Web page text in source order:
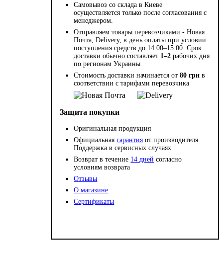
Самовывоз со склада в Киеве
осуществляется только после согласования с
менеджером.
Отправляем товары перевозчиками - Новая
Почта, Delivery, в день оплаты при условии
поступления средств до 14:00–15:00. Срок
доставки обычно составляет 1–2 рабочих дня
по регионам Украины
Стоимость доставки начинается от80 грн в
соответствии с тарифами перевозчика
Защита покупки
Оригинальная продукция
Официальнаягарантия от производителя.
Поддержка в сервисных случаях
Возврат в течение 14 дней согласно
условиям возврата
Отзывы
О магазине
Сертификаты